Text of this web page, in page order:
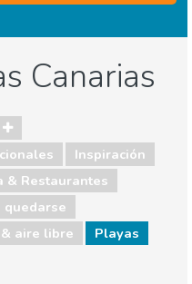
Canarias
Inspiración
& Restaurantes
quedarse
aire libre
Playas